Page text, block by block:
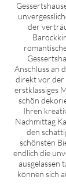
der
Anschluss an
direkt vor der
erstklassiges
schön
Ihren
Nachmittag
den
schönsten
endlich die
ausgelassen
können sich